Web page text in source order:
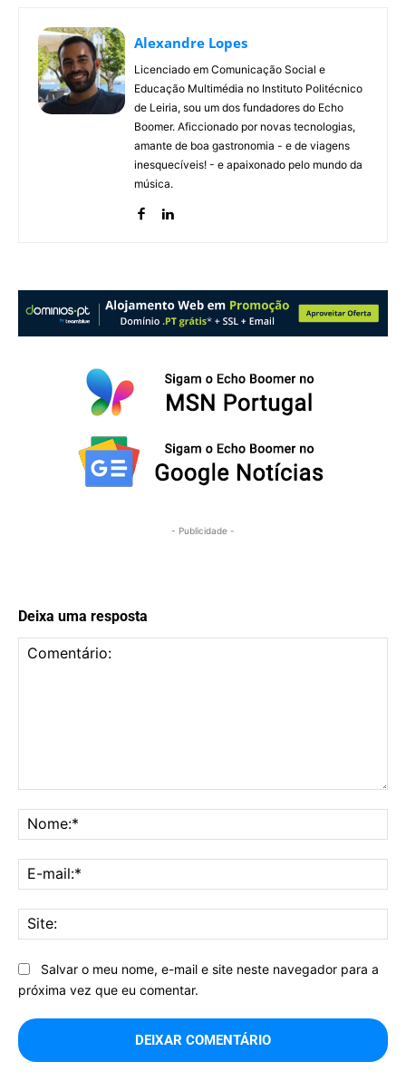
Alexandre Lopes
Licenciado em Comunicação Social e
Educação Multimédia no Instituto Politécnico
de Leiria, sou um dos fundadores do Echo
Boomer. Aficcionado por novas tecnologias,
amante de boa gastronomia - e de viagens
inesquecíveis! - e apaixonado pelo mundo da
música.
- Publicidade -
Deixa uma resposta
Salvar o meu nome, e-mail e site neste navegador para a
próxima vez que eu comentar.